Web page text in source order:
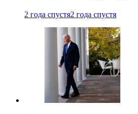
2 года спустя2 года спустя